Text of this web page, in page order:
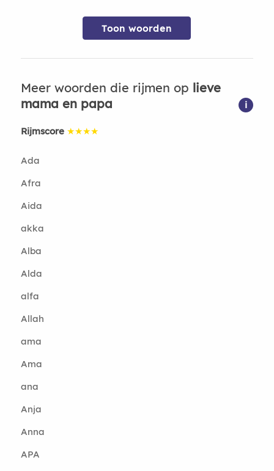
Toon woorden
Meer woorden die rijmen op lieve
mama en papa
i
Rijmscore ★★★★
Ada
Afra
Aida
akka
Alba
Alda
alfa
Allah
ama
Ama
ana
Anja
Anna
APA